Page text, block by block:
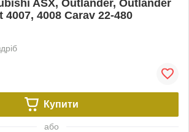
ASX, Outlander, Outlander
4008 Carav 22-480
Купити
або